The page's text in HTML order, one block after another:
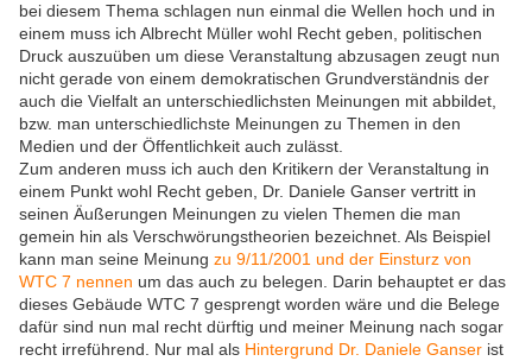
bei diesem Thema schlagen nun einmal die Wellen hoch und in
einem muss ich Albrecht Müller wohl Recht geben, politischen
Druck auszuüben um diese Veranstaltung abzusagen zeugt nun
nicht gerade von einem demokratischen Grundverständnis der
auch die Vielfalt an unterschiedlichsten Meinungen mit abbildet,
bzw. man unterschiedlichste Meinungen zu Themen in den
Medien und der Öffentlichkeit auch zulässt.
Zum anderen muss ich auch den Kritikern der Veranstaltung in
einem Punkt wohl Recht geben, Dr. Daniele Ganser vertritt in
seinen Äußerungen Meinungen zu vielen Themen die man
gemein hin als Verschwörungstheorien bezeichnet. Als Beispiel
kann man seine Meinung zu 9/11/2001 und der Einsturz von
WTC 7 nennen um das auch zu belegen. Darin behauptet er das
dieses Gebäude WTC 7 gesprengt worden wäre und die Belege
dafür sind nun mal recht dürftig und meiner Meinung nach sogar
recht irreführend. Nur mal als Hintergrund Dr. Daniele Ganser ist